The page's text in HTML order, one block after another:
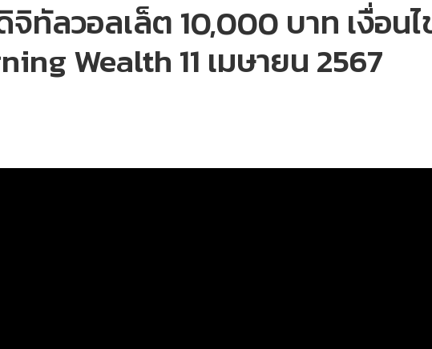
ทัลวอลเล็ต 10,000 บาท เงื่อน
Wealth 11 เมษายน 2567